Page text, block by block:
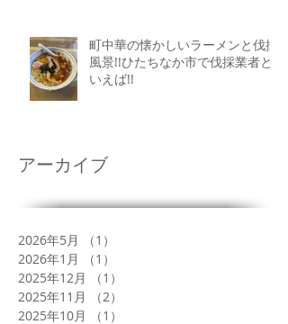
アーカイブ
町中華の懐かしいラーメンと伐採
風景!!ひたちなか市で伐採業者と
いえば!!
2026年5月 （1）
2026年1月
（1）
2025年12月
（1）
2025年11月
（2）
2025年10月
（1）